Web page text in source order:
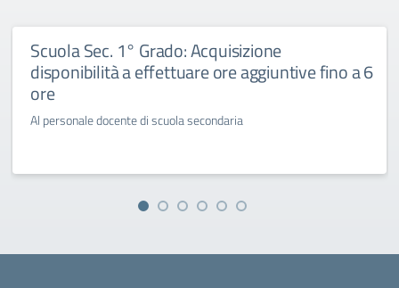
Scuola Sec. 1° Grado: Acquisizione
disponibilità a effettuare ore aggiuntive fino a 6
ore
Al personale docente di scuola secondaria